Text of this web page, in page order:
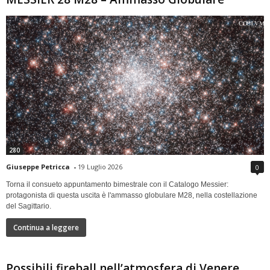
280
Giuseppe Petricca - 19 Luglio 2026 0
Torna il consueto appuntamento bimestrale con il Catalogo Messier:
protagonista di questa uscita è l'ammasso globulare M28, nella costellazione
del Sagittario.
Continua a leggere